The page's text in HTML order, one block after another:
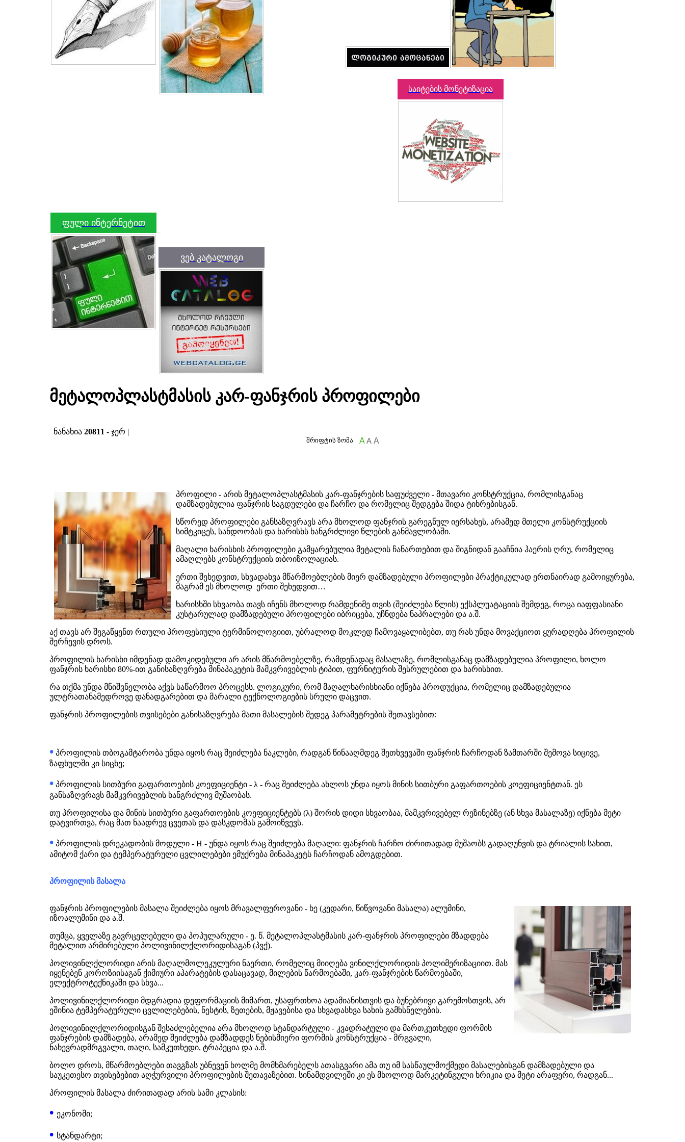
საიტების მონეტიზაცია
ფული ინტერნეტით
ვებ კატალოგი
მეტალოპლასტმასის კარ-ფანჯრის პროფილები
ნანახია 20811 - ჯერ |
შრიფტის ზომა A A A
პროფილი - არის მეტალოპლასტმასის კარ-ფანჯრების საფუძველი - მთავარი კონსტრუქცია, რომლისგანაც
დამზადებულია ფანჯრის საგდულები და ჩარჩო და რომელიც შედგება შიდა ტიხრებისგან.
სწორედ პროფილები განსაზღვრავს არა მხოლოდ ფანჯრის გარეგნულ იერსახეს, არამედ მთელი კონსტრუქციის
სიმტკიცეს, სანდოობას და ხარისხს ხანგრძლივი წლების განმავლობაში.
მაღალი ხარისხის პროფილები გამყარებულია მეტალის ჩანართებით და შიგნიდან გააჩნია ჰაერის ღრუ, რომელიც
ამაღლებს კონსტრუქციის თბოიზოლაციას.
ერთი შეხედვით, სხვადახვა მწარმოებლების მიერ დამზადებული პროფილები პრაქტიკულად ერთნაირად გამოიყურება,
მაგრამ ეს მხოლოდ ერთი შეხედვით…
ხარისხში სხვაობა თავს იჩენს მხოლოდ რამდენიმე თვის (შეიძლება წლის) ექსპლუატაციის შემდეგ, როცა იაფფასიანი
კუსტარულად დამზადებული პროფილები იბრიცება, უჩნდება ნაპრალები და ა.შ.
აქ თავს არ შეგაწყენთ რთული პროფესიული ტერმინოლოგიით, უბრალოდ მოკლედ ჩამოვაყალიბებთ, თუ რას უნდა მოვაქციოთ ყურადღება პროფილის
შერჩევის დროს.
პროფილის ხარისხი იმდენად დამოკიდებული არ არის მწარმოებელზე, რამდენადაც მასალაზე, რომლისგანაც დამზადებულია პროფილი, ხოლო
ფანჯრის ხარისხი 80%-ით განისაზღვრება მინაპაკეტის მამკვრივებლის ტიპით, ფურნიტურის შესრულებით და ხარისხით.
რა თქმა უნდა მნიშვნელობა აქვს საწარმოო პროცესს. ლოგიკური, რომ მაღალხარისხიანი იქნება პროდუქცია, რომელიც დამზადებულია
ულტრათანამედროვე დანადგარებით და მარალი ტექნოლოგიების სრული დაცვით.
ფანჯრის პროფილების თვისებები განისაზღვრება მათი მასალების შედეგ პარამეტრების შეთავსებით:
• პროფილის თბოგამტარობა უნდა იყოს რაც შეიძლება ნაკლები, რადგან წინააღმდეგ შეთხვევაში ფანჯრის ჩარჩოდან ზამთარში შემოვა სიცივე,
ზაფხულში კი სიცხე;
• პროფილის სითბური გაფართოების კოეფიციენტი - λ - რაც შეიძლება ახლოს უნდა იყოს მინის სითბური გაფართოების კოეფიციენტთან. ეს
განსაზღვრავს მამკვრივებლის ხანგრძლივ მუშაობას.
თუ პროფილისა და მინის სითბური გაფართოების კოეფიციენტებს (λ) შორის დიდი სხვაობაა, მამკვრივებელ რეზინებზე (ან სხვა მასალაზე) იქნება მეტი
დატვირთვა, რაც მათ ნაადრევ ცვეთას და დასკდომას გამოიწვევს.
• პროფილის დრეკადობის მოდული - H - უნდა იყოს რაც შეიძლება მაღალი: ფანჯრის ჩარჩო ძირითადად მუშაობს გადაღუნვის და ტრიალის სახით,
ამიტომ ქარი და ტემპერატურული ცვლილებები ემუქრება მინაპაკეტს ჩარჩოდან ამოგდებით.
პროფილის მასალა
ფანჯრის პროფილების მასალა შეიძლება იყოს მრავალფეროვანი - ხე (კედარი, წიწვოვანი მასალა) ალუმინი,
იზოალუმინი და ა.შ.
თუმცა, ყველაზე გავრცელებული და პოპულარული - ე. წ. მეტალოპლასტმასის კარ-ფანჯრის პროფილები მზადდება
მეტალით არმირებული პოლივინილქლორიდისაგან (პვქ).
პოლივინლქლორიდი არის მაღალმოლეკულური ნაერთი, რომელიც მიიღება ვინილქლორიდის პოლიმერიზაციით. მას
იყენებენ კოროზიისაგან ქიმიური აპარატების დასაცავად, მილების წარმოებაში, კარ-ფანჯრების წარმოებაში,
ელექტროტექნიკაში და სხვა...
პოლივინილქლორიდი მდგრადია დეფორმაციის მიმართ, უსაფრთხოა ადამიანისთვის და ბუნებრივი გარემოსთვის, არ
ეშინია ტემპერატურული ცვლილებების, ნესტის, ზეთების, მჟავებისა და სხვადასხვა სახის გამხსნელების.
პოლივინილქლორიდისგან შესაძლებელია არა მხოლოდ სტანდარტული - კვადრატული და მართკუთხედი ფორმის
ფანჯრების დამზადება, არამედ შეიძლება დამზადდეს ნებისმიერი ფორმის კონსტრუქცია - მრგვალი,
ნახევრადმრგვალი, თაღი, სამკუთხედი, ტრაპეცია და ა.შ.
ბოლო დროს, მწარმოებლები თავგზას უბნევენ ხოლმე მომხმარებელს ათასგვარი ამა თუ იმ სასწაულმოქმედი მასალებისგან დამზადებული და
საუკეთესო თვისებებით აღჭურვილი პროფილების შეთავაზებით. სინამდვილეში კი ეს მხოლოდ მარკეტინგული ხრიკია და მეტი არაფერი, რადგან...
პროფილის მასალა ძირითადად არის სამი კლასის:
• ეკონომი;
• სტანდარტი;